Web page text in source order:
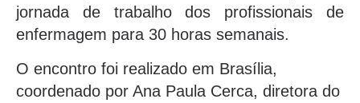
jornada de trabalho dos profissionais de
enfermagem para 30 horas semanais.
O encontro foi realizado em Brasília,
coordenado por Ana Paula Cerca, diretora do